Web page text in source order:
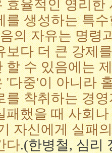
효율적인 영리한
를 생성하는 특
의 자유는 명령
보다 더 큰 강제
할 수 있음에는
'다중'이 아니라
를 착취하는 경
패했을 때 사회
자신에게 실패
다.(한병철, 심리